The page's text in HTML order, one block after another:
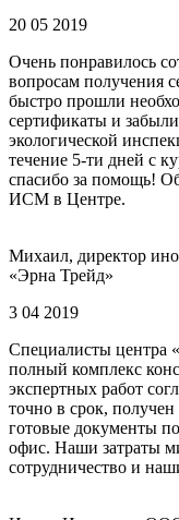
20 05 2019
Очень понравилось
вопросам получения
быстро прошли
сертификаты и
экологической
течение 5-ти дней с
спасибо за помощь!
ИСМ в Центре.
Михаил, директор
«Эрна Трейд»
3 04 2019
Специалисты центра
полный комплекс
экспертных работ
точно в срок,
готовые документы
офис. Наши затраты
сотрудничество и